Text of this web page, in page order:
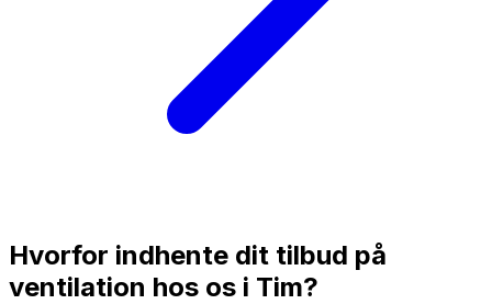
Hvorfor indhente dit tilbud på
ventilation hos os i Tim?